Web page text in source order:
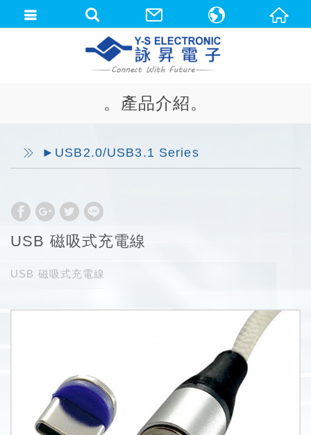
。產品介紹。
►USB2.0/USB3.1 Series
USB 磁吸式充電線
USB 磁吸式充電線
中文(繁體)
English